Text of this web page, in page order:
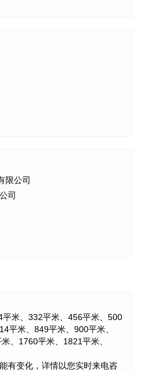
限公司
司
米、332平米、456平米、500
平米、849平米、900平米、
、1760平米、1821平米、
有变化，详情以您实时来电咨